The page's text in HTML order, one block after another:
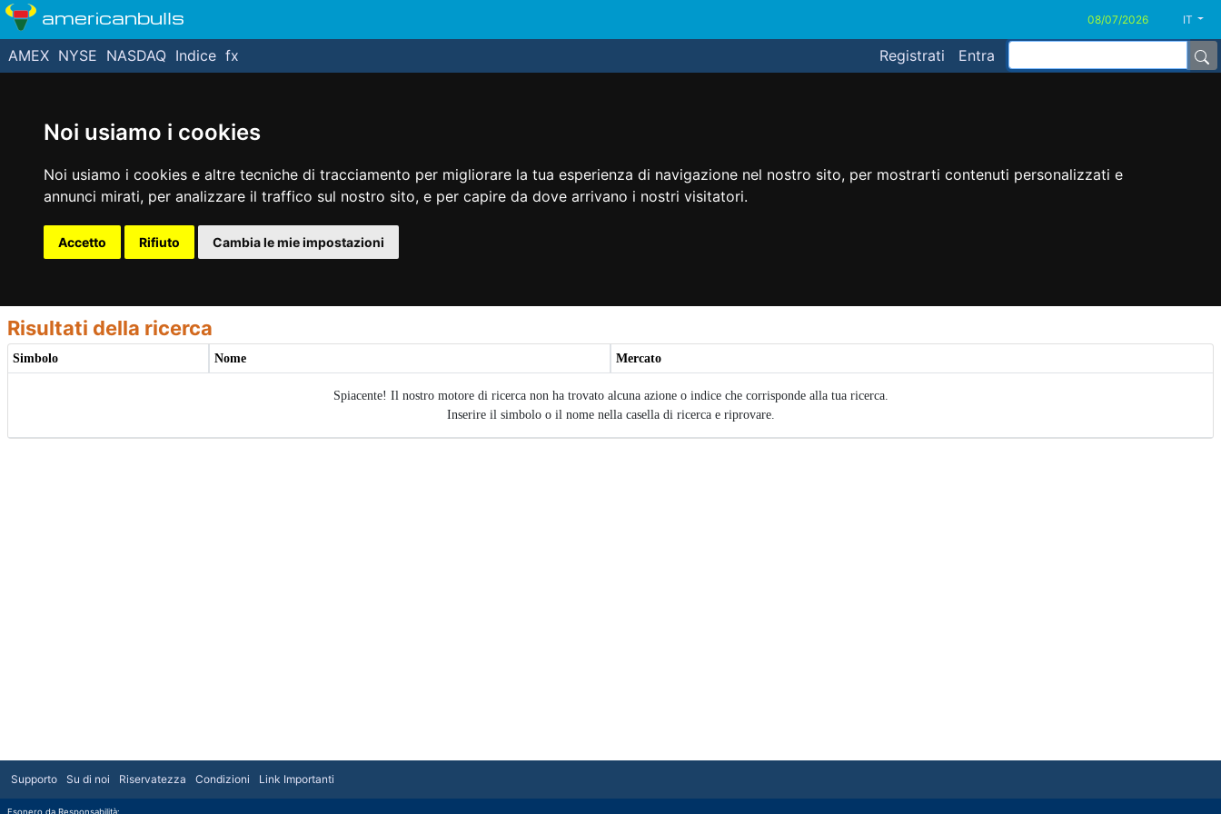
Noi usiamo i cookies
Noi usiamo i cookies e altre tecniche di tracciamento per migliorare la tua esperienza di navigazione nel nostro sito, per mostrarti contenuti personalizzati e
annunci mirati, per analizzare il traffico sul nostro sito, e per capire da dove arrivano i nostri visitatori.
Accetto Rifiuto Cambia le mie impostazioni
americanbulls IT
Registrati Entra
AMEX NYSE NASDAQ Indice fx
Risultati della ricerca
Simbolo Nome Mercato
Spiacente! Il nostro motore di ricerca non ha trovato alcuna azione o indice che corrisponde alla tua ricerca.
Inserire il simbolo o il nome nella casella di ricerca e riprovare.
Supporto Su di noi Riservatezza Condizioni Link Importanti
Esonero da Responsabilità: